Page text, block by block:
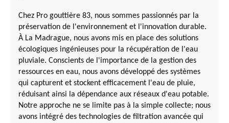
Chez Pro gouttière 83, nous sommes passionnés par la
préservation de l'environnement et l'innovation durable.
À La Madrague, nous avons mis en place des solutions
écologiques ingénieuses pour la récupération de l'eau
pluviale. Conscients de l'importance de la gestion des
ressources en eau, nous avons développé des systèmes
qui capturent et stockent efficacement l'eau de pluie,
réduisant ainsi la dépendance aux réseaux d'eau potable.
Notre approche ne se limite pas à la simple collecte; nous
avons intégré des technologies de filtration avancée qui